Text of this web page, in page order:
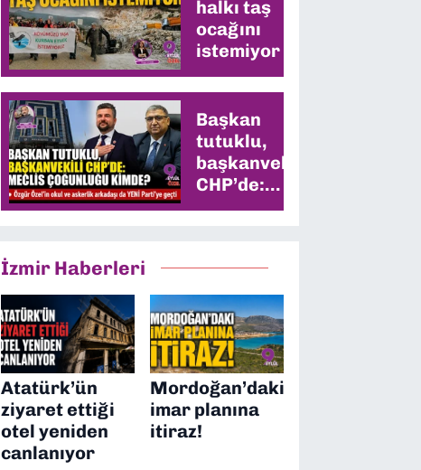
halkı taş
ocağını
istemiyor
Başkan
tutuklu,
başkanvekili
CHP’de:
Meclis
İzmir Haberleri
Atatürk’ün
ziyaret ettiği
otel yeniden
canlanıyor
Mordoğan’daki
imar planına
itiraz!